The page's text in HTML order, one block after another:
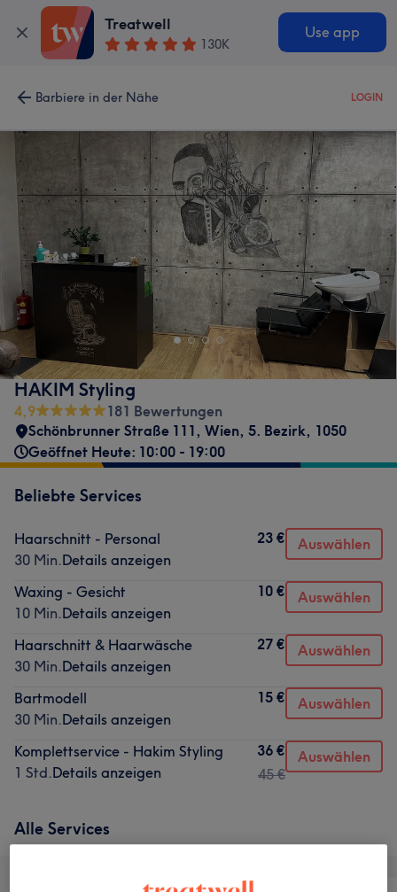
Treatwell
130K
Use app
Barbiere in der Nähe LOGIN
HAKIM Styling
4,9
181 Bewertungen
Schönbrunner Straße 111, Wien, 5. Bezirk, 1050
Geöffnet Heute: 10:00 - 19:00
Beliebte Services
Haarschnitt - Personal
30 Min.Details anzeigen
23 € Auswählen
Waxing - Gesicht
10 Min.Details anzeigen
10 € Auswählen
Haarschnitt & Haarwäsche
30 Min.Details anzeigen
27 € Auswählen
Bartmodell
30 Min.Details anzeigen
15 € Auswählen
Komplettservice - Hakim Styling
1 Std.Details anzeigen
36 €
45 €
Auswählen
Alle Services